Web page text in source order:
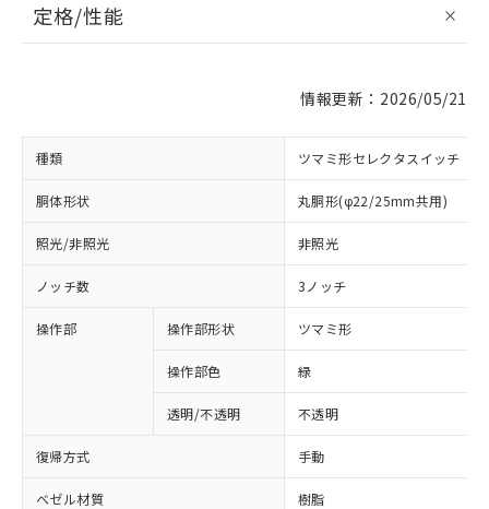
定格/性能
情報更新：2026/05/21
種類 ツマミ形セレクタスイッチ
胴体形状 丸胴形(φ22/25mm共用)
照光/非照光 非照光
ノッチ数 3ノッチ
操作部 操作部形状 ツマミ形
操作部色 緑
透明/不透明 不透明
復帰方式 手動
ベゼル材質 樹脂